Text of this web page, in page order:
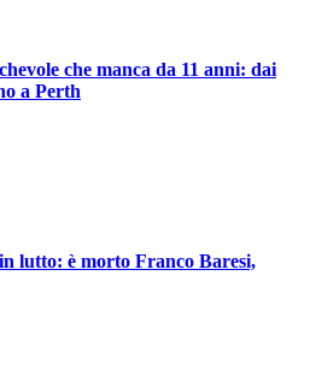
che manca da 11 anni: dai
a Perth
lutto: è morto Franco Baresi,